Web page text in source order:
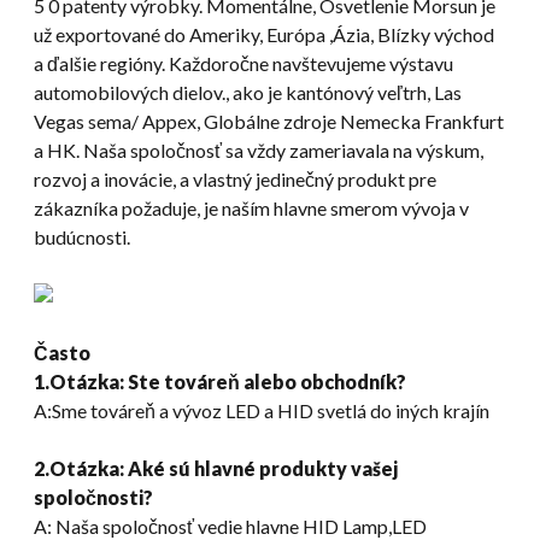
5 0 patenty výrobky. Momentálne, Osvetlenie Morsun je
už exportované do Ameriky, Európa ,Ázia, Blízky východ
a ďalšie regióny. Každoročne navštevujeme výstavu
automobilových dielov., ako je kantónový veľtrh, Las
Vegas sema/ Appex, Globálne zdroje Nemecka Frankfurt
a HK. Naša spoločnosť sa vždy zameriavala na výskum,
rozvoj a inovácie, a vlastný jedinečný produkt pre
zákazníka požaduje, je naším hlavne smerom vývoja v
budúcnosti.
Často
1.Otázka: Ste továreň alebo obchodník?
A:Sme továreň a vývoz LED a HID svetlá do iných krajín
2.Otázka: Aké sú hlavné produkty vašej
spoločnosti?
A: Naša spoločnosť vedie hlavne HID Lamp,LED